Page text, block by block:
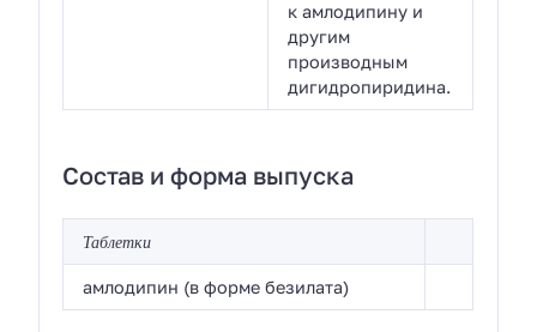
к амлодипину и
другим
производным
дигидропиридина.
Состав и форма выпуска
Таблетки
амлодипин (в форме безилата)